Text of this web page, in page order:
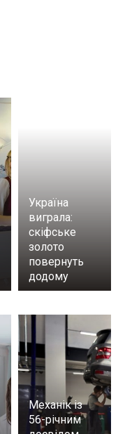
Україна
виграла:
скіфське
золото
повернуть
додому
Механік із
56-річним